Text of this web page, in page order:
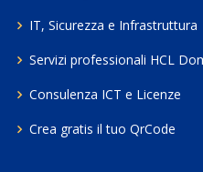
IT, Sicurezza e Infrastruttura
Servizi professionali HCL
Consulenza ICT e Licenze
Crea gratis il tuo QrCode